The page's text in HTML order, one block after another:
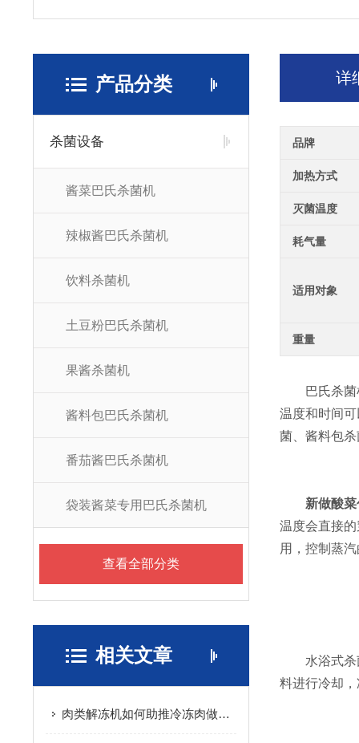
产品分类
杀菌设备
酱菜巴氏杀菌机
辣椒酱巴氏杀菌机
饮料杀菌机
土豆粉巴氏杀菌机
果酱杀菌机
酱料包巴氏杀菌机
番茄酱巴氏杀菌机
袋装酱菜专用巴氏杀菌机
查看全部分类
相关文章
肉类解冻机如何助推冷冻肉做原料的常态化
详
品牌
加热方式
灭菌温度
耗气量
适用对象
重量
巴氏杀菌机
温度和时间
菌、酱料包
新做酸
温度会直接
用，控制蒸
水浴式杀菌
料进行冷却